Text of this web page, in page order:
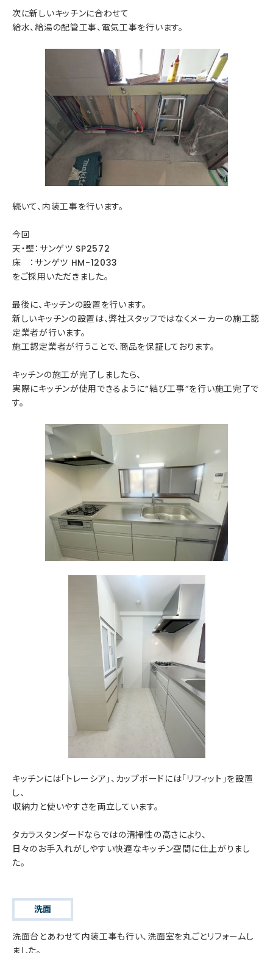
次に新しいキッチンに合わせて
給水、給湯の配管工事、電気工事を行います。
続いて、内装工事を行います。
今回
天・壁：サンゲツ SP2572
床 ：サンゲツ HM-12033
をご採用いただきました。
最後に、キッチンの設置を行います。
新しいキッチンの設置は、弊社スタッフではなくメーカーの施工認
定業者が行います。
施工認定業者が行うことで、商品を保証しております。
キッチンの施工が完了しましたら、
実際にキッチンが使用できるように“結び工事”を行い施工完了で
す。
キッチンには「トレーシア」、カップボードには「リフィット」を設置
し、
収納力と使いやすさを両立しています。
タカラスタンダードならではの清掃性の高さにより、
日々のお手入れがしやすい快適なキッチン空間に仕上がりまし
た。
洗面
洗面台とあわせて内装工事も行い、洗面室を丸ごとリフォームし
ました。